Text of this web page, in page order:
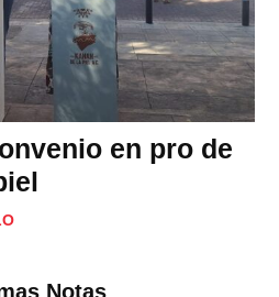
en pro de
Notas